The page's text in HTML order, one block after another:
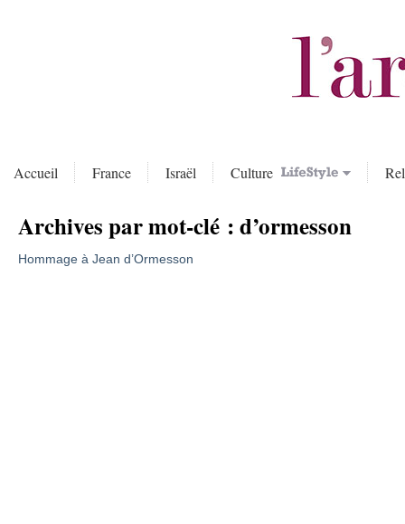
Accueil France Israël Culture
Archives par mot-clé :d’ormesson
Hommage à Jean d’Ormesson